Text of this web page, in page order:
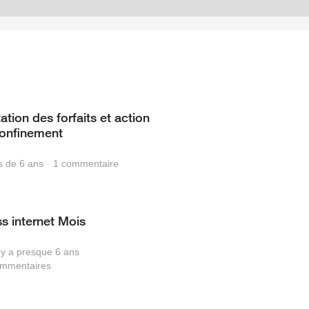
des forfaits et action
de 6 ans
1commentaire
internet Mois
a presque 6 ans